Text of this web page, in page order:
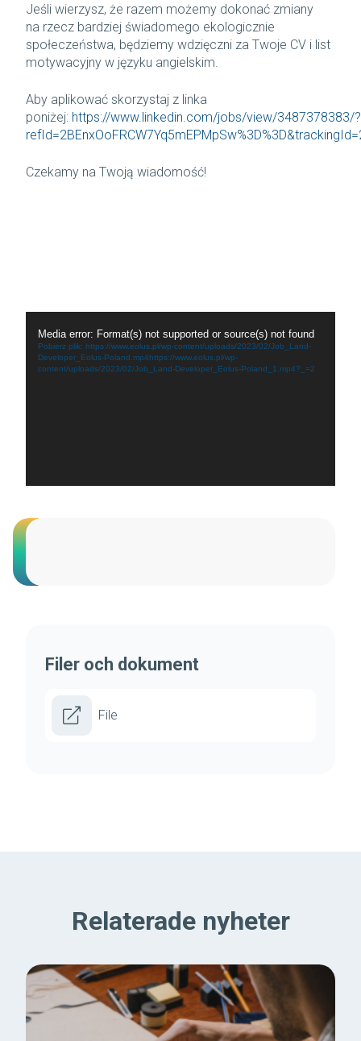
Jeśli wierzysz, że razem możemy dokonać zmiany
na rzecz bardziej świadomego ekologicznie
społeczeństwa, będziemy wdzięczni za Twoje CV i list
motywacyjny w języku angielskim.
Aby aplikować skorzystaj z linka
poniżej: https://www.linkedin.com/jobs/view/3487378383/?
Czekamy na Twoją wiadomość!
video
Media error: Format(s) not supported or source(s) not found
Pobierz plik: https://www.eolus.pl/wp-content/uploads/2023/02/Job_Land-
Developer_Eolus-Poland.mp4https://www.eolus.pl/wp-
content/uploads/2023/02/Job_Land-Developer_Eolus-Poland_1.mp4?_=2
Filer och dokument
File
Relaterade nyheter